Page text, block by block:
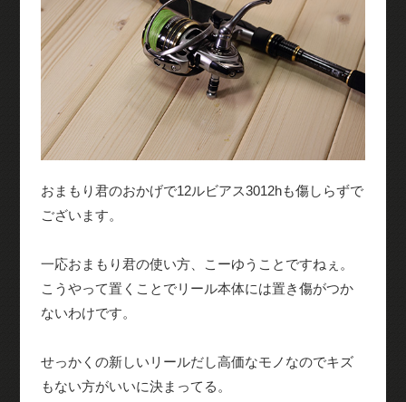
おまもり君のおかげで12ルビアス3012hも傷しらずで
ございます。
一応おまもり君の使い方、こーゆうことですねぇ。
こうやって置くことでリール本体には置き傷がつか
ないわけです。
せっかくの新しいリールだし高価なモノなのでキズ
もない方がいいに決まってる。